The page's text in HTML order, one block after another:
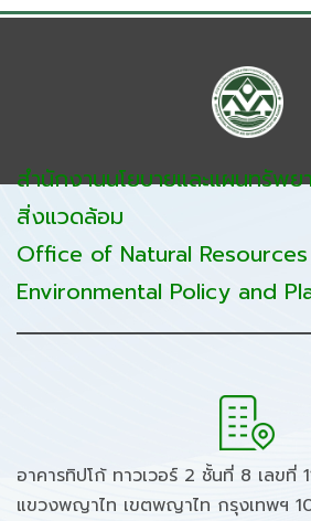
สำนักงานนโยบายและแผนทรัพย
สิ่งแวดล้อม
Office of Natural
Environmental Policy and
อาคารทิปโก้ ทาวเวอร์ 2 ชั้นที่ 8 เลขที่
แขวงพญาไท เขตพญาไท กรุงเทพฯ